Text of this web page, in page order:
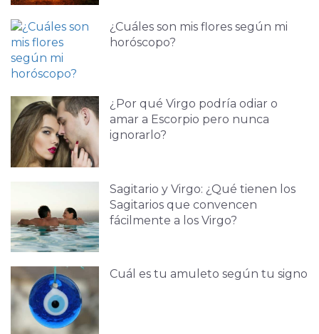
¿Cuáles son mis flores según mi
horóscopo?
¿Por qué Virgo podría odiar o
amar a Escorpio pero nunca
ignorarlo?
Sagitario y Virgo: ¿Qué tienen los
Sagitarios que convencen
fácilmente a los Virgo?
Cuál es tu amuleto según tu signo